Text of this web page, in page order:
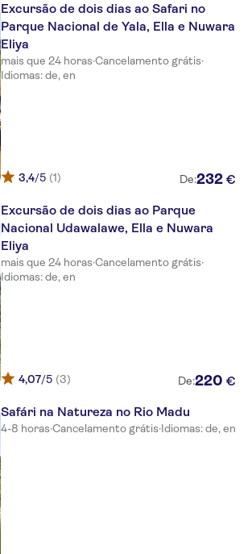
Excursão de dois dias ao Safari no
Parque Nacional de Yala, Ella e Nuwara
Eliya
mais que 24 horas·Cancelamento grátis·
Idiomas: de, en
3,4/5 (1) De:232 €
Excursão de dois dias ao Parque
Nacional Udawalawe, Ella e Nuwara
Eliya
mais que 24 horas·Cancelamento grátis·
Idiomas: de, en
4,07/5 (3) De:220 €
Safári na Natureza no Rio Madu
4-8 horas·Cancelamento grátis·Idiomas: de, en